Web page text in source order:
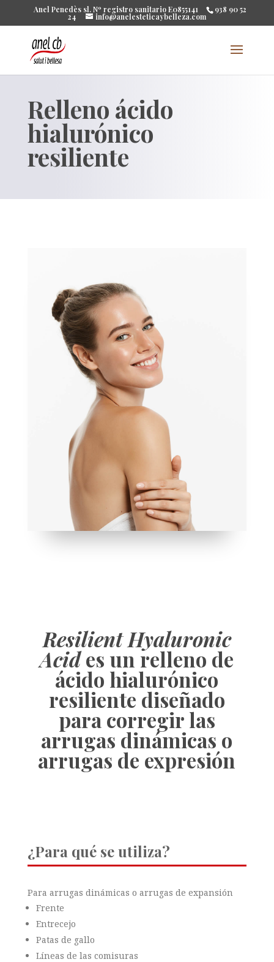
Anel Penedès sl. Nº registro sanitario E0855141 938 90 52
24 info@anelesteticaybelleza.com
Relleno ácido
hialurónico
resiliente
Resilient Hyaluronic
Acides un relleno de
ácido hialurónico
resiliente diseñado
para corregir las
arrugas dinámicas o
arrugas de expresión
¿Para qué se utiliza?
Para arrugas dinámicas o arrugas de expansión
Frente
Entrecejo
Patas de gallo
Líneas de las comisuras